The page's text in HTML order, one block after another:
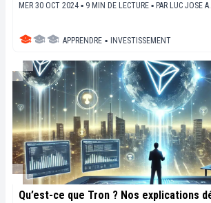
MER 30 OCT 2024 ▪ 9 MIN DE LECTURE ▪ PAR LUC JOSE A.
APPRENDRE ▪ INVESTISSEMENT
Qu’est-ce que Tron ? Nos explications